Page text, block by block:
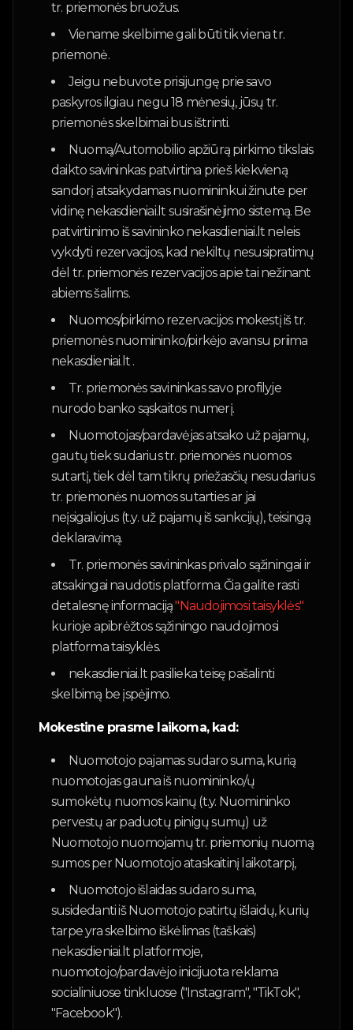
tr. priemonės bruožus.
Viename skelbime gali būti tik viena tr.
priemonė.
Jeigu nebuvote prisijungę prie savo
paskyros ilgiau negu 18 mėnesių, jūsų tr.
priemonės skelbimai bus ištrinti.
Nuomą/Automobilio apžiūrą pirkimo tikslais
daikto savininkas patvirtina prieš kiekvieną
sandorį atsakydamas nuomininkui žinute per
vidinę nekasdieniai.lt susirašinėjimo sistemą. Be
patvirtinimo iš savininko nekasdieniai.lt neleis
vykdyti rezervacijos, kad nekiltų nesusipratimų
dėl tr. priemonės rezervacijos apie tai nežinant
abiems šalims.
Nuomos/pirkimo rezervacijos mokestį iš tr.
priemonės nuomininko/pirkėjo avansu priima
nekasdieniai.lt .
Tr. priemonės savininkas savo profilyje
nurodo banko sąskaitos numerį.
Nuomotojas/pardavėjas atsako už pajamų,
gautų tiek sudarius tr. priemonės nuomos
sutartį, tiek dėl tam tikrų priežasčių nesudarius
tr. priemonės nuomos sutarties ar jai
neįsigaliojus (t.y. už pajamų iš sankcijų), teisingą
deklaravimą.
Tr. priemonės savininkas privalo sąžiningai ir
atsakingai naudotis platforma. Čia galite rasti
detalesnę informaciją"Naudojimosi taisyklės"
kurioje apibrėžtos sąžiningo naudojimosi
platforma taisyklės.
nekasdieniai.lt pasilieka teisę pašalinti
skelbimą be įspėjimo.
Mokestine prasme laikoma, kad:
Nuomotojo pajamas sudaro suma, kurią
nuomotojas gauna iš nuomininko/ų
sumokėtų nuomos kainų (t.y. Nuomininko
pervestų ar paduotų pinigų sumų) už
Nuomotojo nuomojamų tr. priemonių nuomą
sumos per Nuomotojo ataskaitinį laikotarpį,
Nuomotojo išlaidas sudaro suma,
susidedanti iš Nuomotojo patirtų išlaidų, kurių
tarpe yra skelbimo iškėlimas (taškais)
nekasdieniai.lt platformoje,
nuomotojo/pardavėjo inicijuota reklama
socialiniuose tinkluose ("Instagram", "TikTok",
"Facebook").